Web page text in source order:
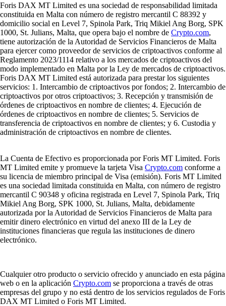
Foris DAX MT Limited es una sociedad de responsabilidad limitada
constituida en Malta con número de registro mercantil C 88392 y
domicilio social en Level 7, Spinola Park, Triq Mikiel Ang Borg, SPK
1000, St. Julians, Malta, que opera bajo el nombre de Crypto.com,
tiene autorización de la Autoridad de Servicios Financieros de Malta
para ejercer como proveedor de servicios de criptoactivos conforme al
Reglamento 2023/1114 relativo a los mercados de criptoactivos del
modo implementado en Malta por la Ley de mercados de criptoactivos.
Foris DAX MT Limited está autorizada para prestar los siguientes
servicios: 1. Intercambio de criptoactivos por fondos; 2. Intercambio de
criptoactivos por otros criptoactivos; 3. Recepción y transmisión de
órdenes de criptoactivos en nombre de clientes; 4. Ejecución de
órdenes de criptoactivos en nombre de clientes; 5. Servicios de
transferencia de criptoactivos en nombre de clientes; y 6. Custodia y
administración de criptoactivos en nombre de clientes.
La Cuenta de Efectivo es proporcionada por Foris MT Limited. Foris
MT Limited emite y promueve la tarjeta Visa Crypto.com conforme a
su licencia de miembro principal de Visa (emisión). Foris MT Limited
es una sociedad limitada constituida en Malta, con número de registro
mercantil C 90348 y oficina registrada en Level 7, Spinola Park, Triq
Mikiel Ang Borg, SPK 1000, St. Julians, Malta, debidamente
autorizada por la Autoridad de Servicios Financieros de Malta para
emitir dinero electrónico en virtud del anexo III de la Ley de
instituciones financieras que regula las instituciones de dinero
electrónico.
Cualquier otro producto o servicio ofrecido y anunciado en esta página
web o en la aplicación Crypto.com se proporciona a través de otras
empresas del grupo y no está dentro de los servicios regulados de Foris
DAX MT Limited o Foris MT Limited.